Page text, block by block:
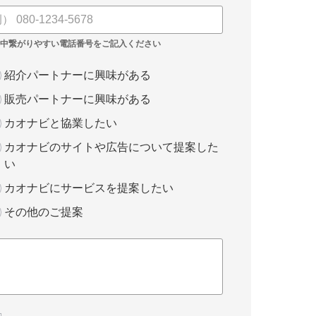
紹介パートナーに興味がある
販売パートナーに興味がある
カオナビと協業したい
カオナビのサイトや広告について提案した
い
カオナビにサービスを提案したい
その他のご提案